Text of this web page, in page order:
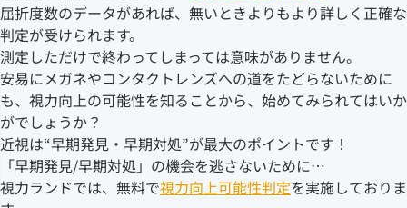
屈折度数のデータがあれば、無いときよりもより詳しく正確な
判定が受けられます。
測定しただけで終わってしまっては意味がありません。
安易にメガネやコンタクトレンズへの道をたどらないために
も、視力向上の可能性を知ることから、始めてみられてはいか
がでしょうか？
近視は“早期発見・早期対処”が最大のポイントです！
「早期発見/早期対処」の機会を逃さないために…
視力ランドでは、無料で視力向上可能性判定を実施しておりま